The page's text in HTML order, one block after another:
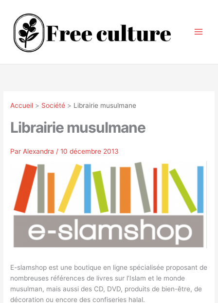
contenu
Accueil Société Librairie musulmane
Librairie musulmane
Par Alexandra /10 décembre 2013
E-slamshop est une boutique en ligne spécialisée proposant de
nombreuses références de livres sur l’Islam et le monde
musulman, mais aussi des CD, DVD, produits de bien-être, de
décoration ou encore des confiseries halal.